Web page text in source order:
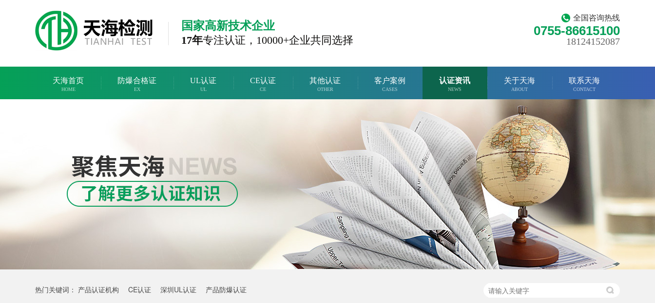
全国咨询热线
0755-86615100
18124152087
国家高新技术企业
17年专注认证， 10000+企业共同选择
天海首页
HOME
防爆合格证
EX
UL认证
UL
CE认证
CE
其他认证
OTHER
客户案例
CASES
认证资讯
NEWS
关于天海
ABOUT
联系天海
CONTACT
热门关键词： 产品认证机构 CE认证 深圳UL认证 产品防爆认证